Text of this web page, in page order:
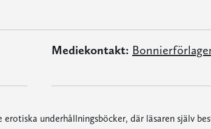
Mediekontakt:
underhållningsböcker, där läsaren själv